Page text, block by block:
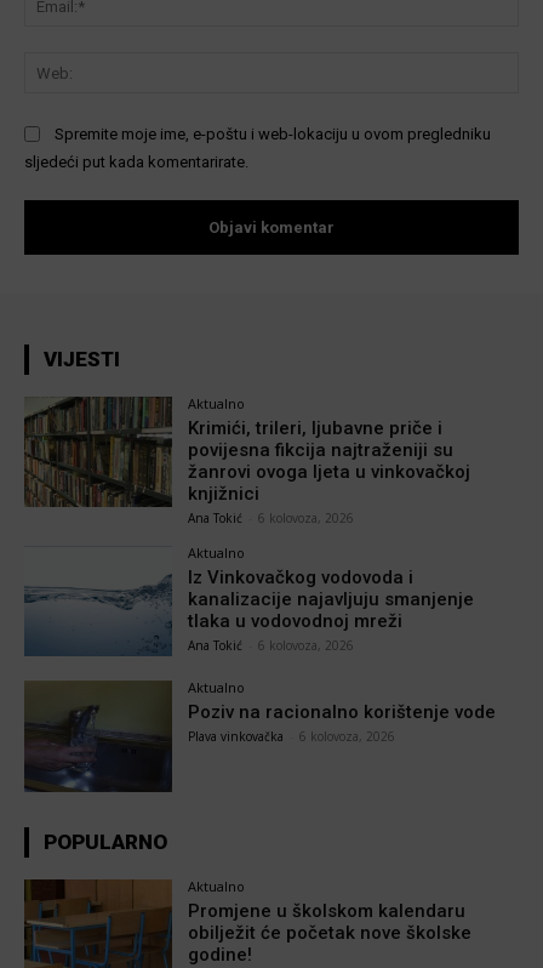
Spremite moje ime, e-poštu i web-lokaciju u ovom pregledniku
sljedeći put kada komentarirate.
VIJESTI
Aktualno
Krimići, trileri, ljubavne priče i
povijesna fikcija najtraženiji su
žanrovi ovoga ljeta u vinkovačkoj
knjižnici
Ana Tokić 6 kolovoza, 2026
Aktualno
Iz Vinkovačkog vodovoda i
kanalizacije najavljuju smanjenje
tlaka u vodovodnoj mreži
Ana Tokić 6 kolovoza, 2026
Aktualno
Poziv na racionalno korištenje vode
Plava vinkovačka 6 kolovoza, 2026
POPULARNO
Aktualno
Promjene u školskom kalendaru
obilježit će početak nove školske
godine!